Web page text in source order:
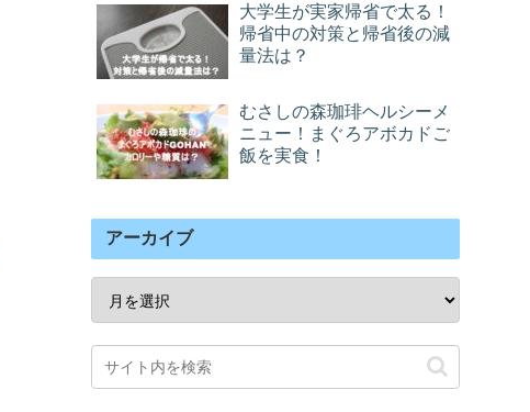
大学生が実家帰省で太る！
帰省中の対策と帰省後の減
量法は？
むさしの森珈琲ヘルシーメ
ニュー！まぐろアボカドご
飯を実食！
アーカイブ